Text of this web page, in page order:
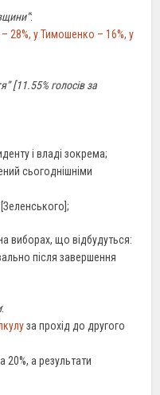
:
28%, у Тимошенко – 16%, у
[11.55% голосів за
і владі зокрема;
сьогоднішніми
виборах, що відбудуться:
після завершення
:
за прохід до другого
20%, а результати